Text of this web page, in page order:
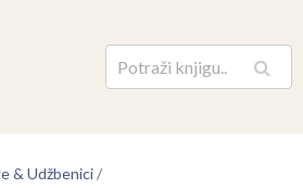
Pretraga
& Udžbenici/